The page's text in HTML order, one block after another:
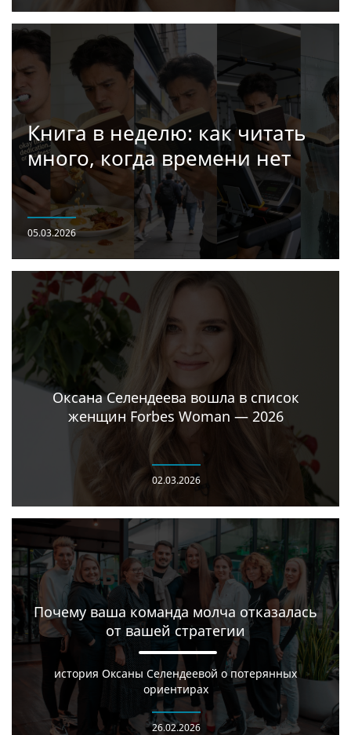
Книга в неделю: как читать
много, когда времени нет
05.03.2026
Оксана Селендеева вошла в список
женщин Forbes Woman — 2026
02.03.2026
Почему ваша команда молча отказалась
от вашей стратегии
история Оксаны Селендеевой о потерянных
ориентирах
26.02.2026